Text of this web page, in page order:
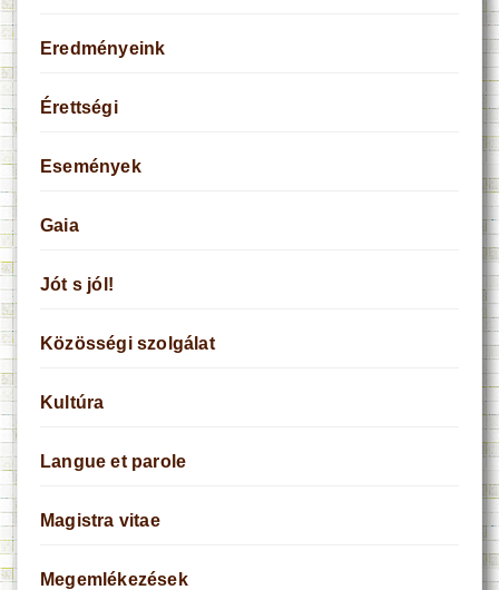
Eredményeink
Érettségi
Események
Gaia
Jót s jól!
Közösségi szolgálat
Kultúra
Langue et parole
Magistra vitae
Megemlékezések